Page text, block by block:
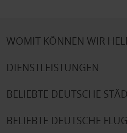
WOMIT KÖNNEN WIR
DIENSTLEISTUNGEN
BELIEBTE DEUTSCHE
BELIEBTE DEUTSCHE